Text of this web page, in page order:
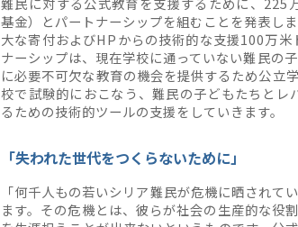
基金）とパートナーシップを組むことを発表し
大な寄付およびHPからの技術的な支援100万
ナーシップは、現在学校に通っていない難民の
に必要不可欠な教育の機会を提供するため公立
校で試験的におこなう、難民の子どもたちと
るための技術的ツールの支援をしていきます。
「失われた世代をつくらないために」
「何千人もの若いシリア難民が危機に晒されてい
ます。その危機とは、彼らが社会の生産的な役割